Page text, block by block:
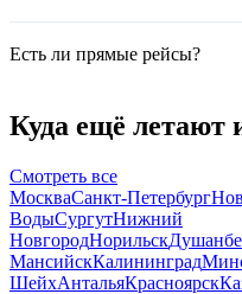
Есть ли прямые рейсы?
Куда ещё летают
Смотреть все
МоскваСанкт-Петербург
ВодыСургутНижний
НовгородНорильскДушанбе
МансийскКалининград
ШейхАнтальяКрасноярск